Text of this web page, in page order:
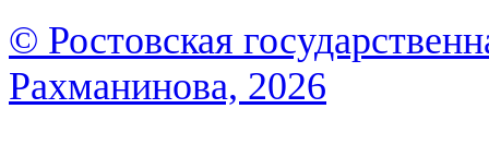
© Ростовская
Рахманинова, 2026